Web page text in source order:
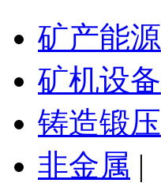
矿产能源
矿机设备
铸造锻压
非金属 |